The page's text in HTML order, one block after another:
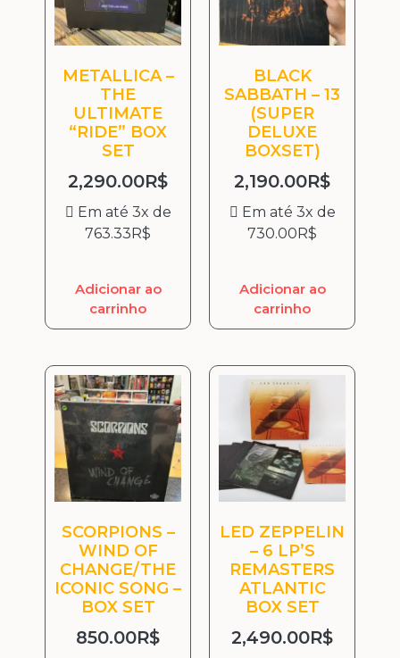
METALLICA –
THE
ULTIMATE
“RIDE” BOX
SET
2,290.00R$
Em até 3x de
763.33 R$
Adicionar ao
carrinho
BLACK
SABBATH – 13
(SUPER
DELUXE
BOXSET)
2,190.00R$
Em até 3x de
730.00 R$
Adicionar ao
carrinho
SCORPIONS –
WIND OF
CHANGE/THE
ICONIC SONG –
BOX SET
850.00R$
LED ZEPPELIN
– 6 LP’S
REMASTERS
ATLANTIC
BOX SET
2,490.00R$